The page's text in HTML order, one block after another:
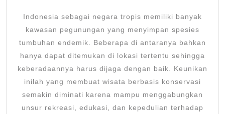
Indonesia sebagai negara tropis memiliki banyak
kawasan pegunungan yang menyimpan spesies
tumbuhan endemik. Beberapa di antaranya bahkan
hanya dapat ditemukan di lokasi tertentu sehingga
keberadaannya harus dijaga dengan baik. Keunikan
inilah yang membuat wisata berbasis konservasi
semakin diminati karena mampu menggabungkan
unsur rekreasi, edukasi, dan kepedulian terhadap